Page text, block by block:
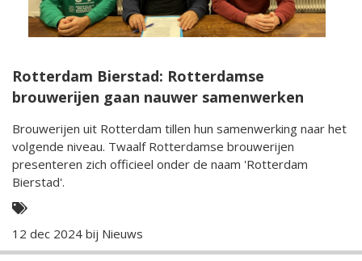
Rotterdam Bierstad: Rotterdamse
brouwerijen gaan nauwer samenwerken
Brouwerijen uit Rotterdam tillen hun samenwerking naar het
volgende niveau. Twaalf Rotterdamse brouwerijen
presenteren zich officieel onder de naam 'Rotterdam
Bierstad'.
12 dec 2024 bij Nieuws